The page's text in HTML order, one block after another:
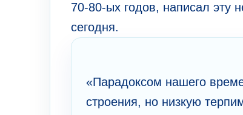
70-80-ых годов, написал эту
сегодня.
«Парадоксом нашего
строения, но низкую